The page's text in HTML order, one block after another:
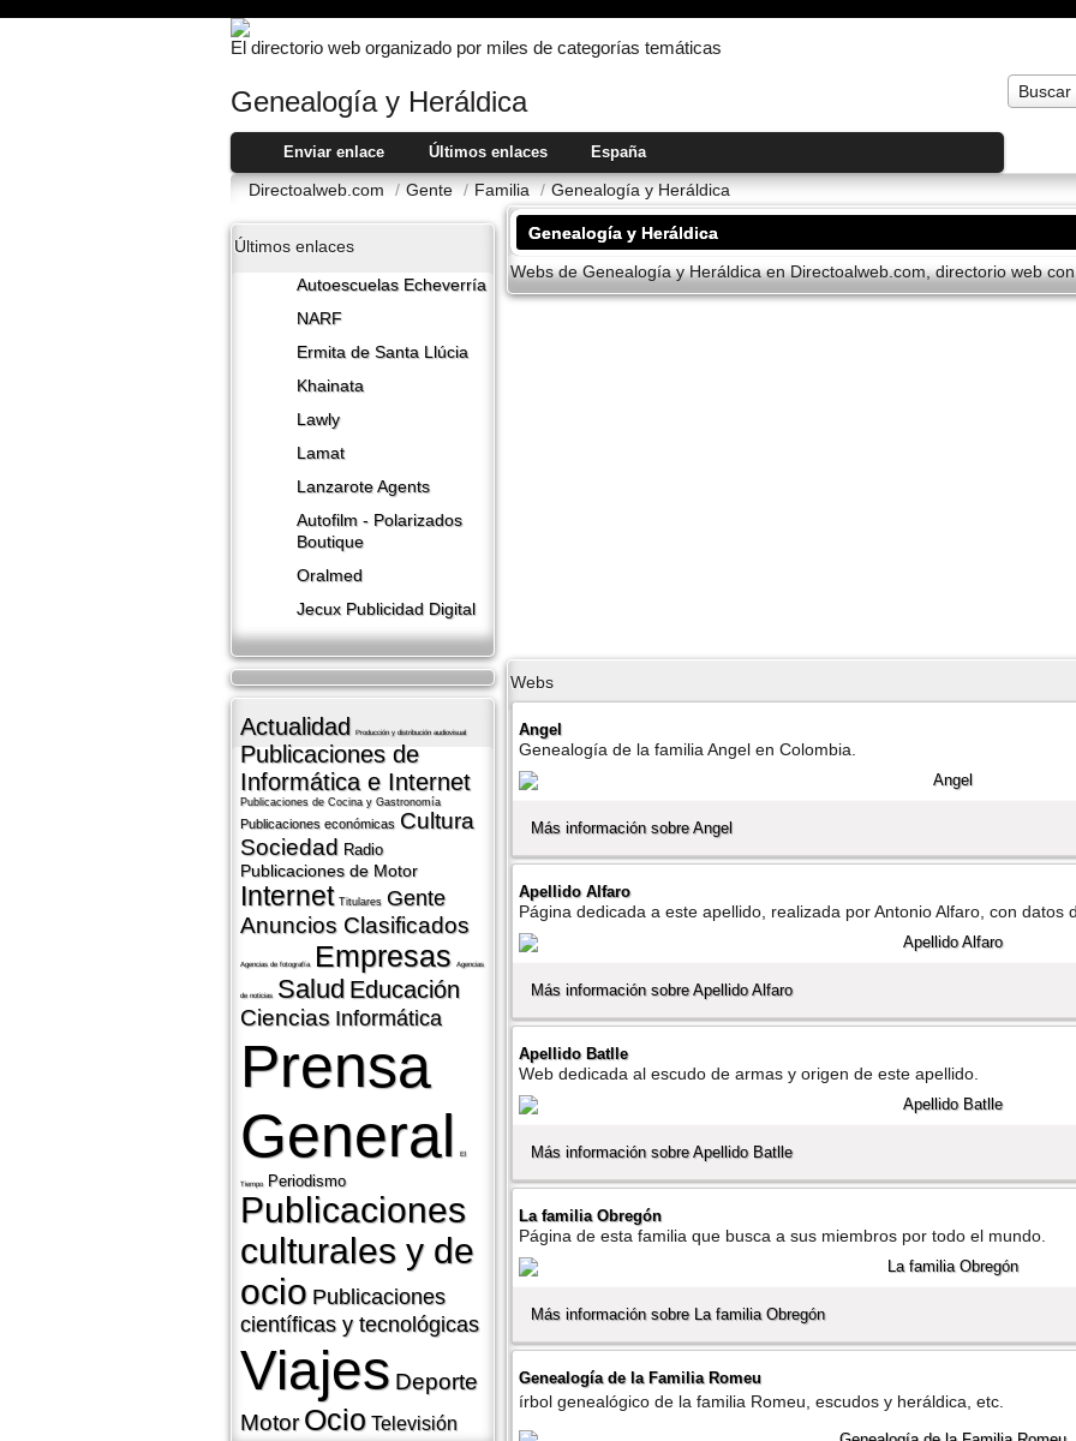
El directorio web organizado por miles de categorías temáticas
Buscar
Genealogí­a y Heráldica
Enviar enlace Últimos enlaces España
Directoalweb.com / Gente / Familia / Genealogí­a y Heráldica
Últimos enlaces
Autoescuelas Echeverría
NARF
Ermita de Santa Llúcia
Khainata
Lawly
Lamat
Lanzarote​ Agents
Autofilm - Polarizados
Boutique
Oralmed
Jecux Publicidad Digital
Actualidad Producción y distribución audiovisual
Publicaciones de
Informática e Internet
Publicaciones de Cocina y Gastronomí­a
Publicaciones económicas Cultura
Sociedad Radio
Publicaciones de Motor
Internet Titulares Gente
Anuncios Clasificados
Agencias de fotografí­a Empresas Agencias
de noticias Salud Educación
Ciencias Informática
Prensa
General
El
Tiempo Periodismo
Publicaciones
culturales y de
ocio Publicaciones
cientí­ficas y tecnológicas
Viajes Deporte
Motor Ocio Televisión
Genealogí­a y Heráldica
Webs de Genealogí­a y Heráldica en Directoalweb.com, directorio web
Webs
Angel
Genealogí­a de la familia Angel en Colombia.
Más información sobre Angel
Apellido Alfaro
Página dedicada a este apellido, realizada por Antonio Alfaro, con datos
Más información sobre Apellido Alfaro
Apellido Batlle
Web dedicada al escudo de armas y origen de este apellido.
Más información sobre Apellido Batlle
La familia Obregón
Página de esta familia que busca a sus miembros por todo el mundo.
Más información sobre La familia Obregón
Genealogí­a de la Familia Romeu
írbol genealógico de la familia Romeu, escudos y heráldica, etc.